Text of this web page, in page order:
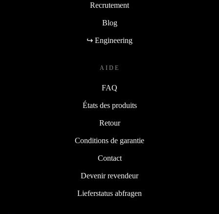
Recrutement
Blog
↪ Engineering
AIDE
FAQ
États des produits
Retour
Conditions de garantie
Contact
Devenir revendeur
Lieferstatus abfragen